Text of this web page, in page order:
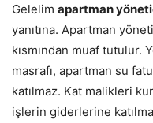
Gelelim apartman
yanıtına. Apartman
kısmından muaf tutulur.
masrafı, apartman su
katılmaz. Kat malikleri
işlerin giderlerine